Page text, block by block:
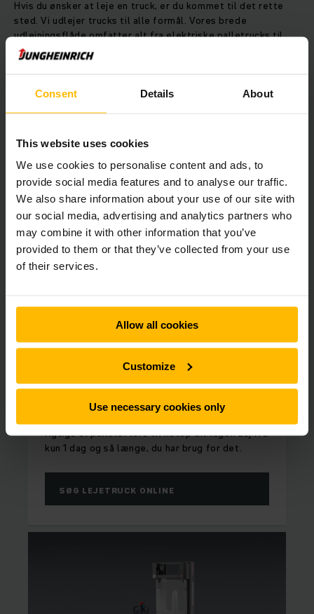
Consent Details About
This website uses cookies
We use cookies to personalise content and ads, to
provide social media features and to analyse our traffic.
We also share information about your use of our site with
our social media, advertising and analytics partners who
may combine it with other information that you’ve
provided to them or that they’ve collected from your use
of their services.
Allow all cookies
Customize
Use necessary cookies only
Hvis du ønsker at leje en truck, er du kommet til det rette
sted. Vi udlejer trucks til alle formål. Vores brede
udlejningsflåde omfatter alt fra elektriske palletrucks til
reach trucks og gaffeltrucks. Du kan leje en gaffeltruck hos
os fra blot 1 dag og så længe du ønsker med fleksible
Her kan du vælge, hvilken truck du
vil leje, direkte online
FULD FLEKSIBILITET
rigtige el palleløftere til netop dit lager. Lej fra
kun 1 dag og så længe, du har brug for det.
SØG LEJETRUCK ONLINE